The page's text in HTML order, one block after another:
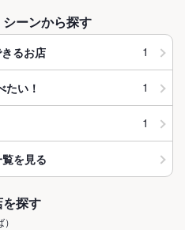
ーンから探す
るお店 1
い！ 1
1
を見る
探す